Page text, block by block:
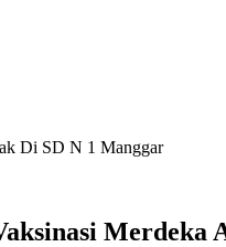
Di SD N 1 Manggar
Merdeka